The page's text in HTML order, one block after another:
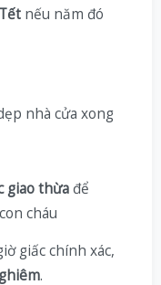
nếu năm đó
nhà cửa xong
giao thừađể
cháu
giấc chính xác,
.